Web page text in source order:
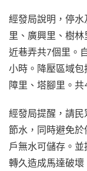
經發局說明，停
里、廣興里、樹
近巷弄共7個里。
小時。降壓區域
障里、塔腳里。共
經發局提醒，請
節水，同時避免
戶無水可儲存。
轉久造成馬達破